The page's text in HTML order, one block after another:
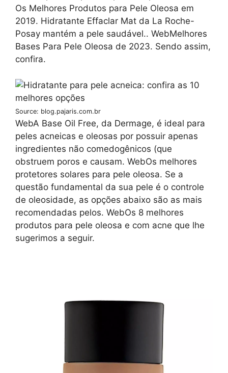
Os Melhores Produtos para Pele Oleosa em
2019. Hidratante Effaclar Mat da La Roche-
Posay mantém a pele saudável.. WebMelhores
Bases Para Pele Oleosa de 2023. Sendo assim,
confira.
Source: blog.pajaris.com.br
WebA Base Oil Free, da Dermage, é ideal para
peles acneicas e oleosas por possuir apenas
ingredientes não comedogênicos (que
obstruem poros e causam. WebOs melhores
protetores solares para pele oleosa. Se a
questão fundamental da sua pele é o controle
de oleosidade, as opções abaixo são as mais
recomendadas pelos. WebOs 8 melhores
produtos para pele oleosa e com acne que lhe
sugerimos a seguir.